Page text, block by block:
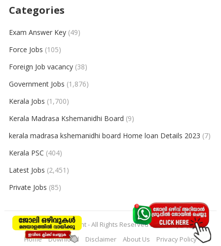
Categories
Exam Answer Key(49)
Force Jobs (105)
Foreign Job vacancy(38)
Government Jobs (1,876)
Kerala Jobs (1,700)
Kerala Madrasa Kshemanidhi Board (9)
kerala madrasa kshemanidhi board Home loan Details 2023 (7)
Kerala PSC (404)
Latest Jobs (2,451)
Private Jobs (85)
© 2026keralajobpoint- All Rights Reserved toKeralajobpoint
Home
Download Disclaimer About Us Privacy Policy